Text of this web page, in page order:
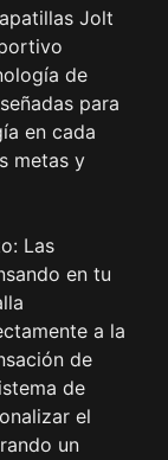
Jolt
de
para
en cada
metas y
Las
en tu
a la
de
de
el
un